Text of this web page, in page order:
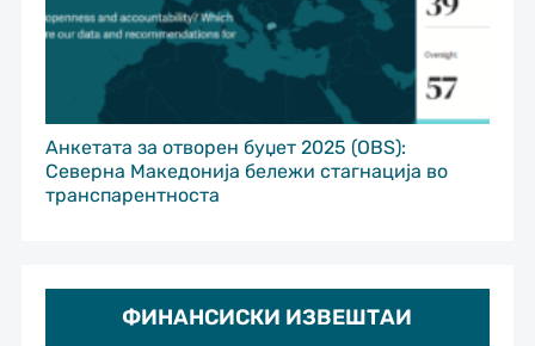
Анкетата за отворен буџет 2025 (OBS):
Северна Македонија бележи стагнација во
транспарентноста
ФИНАНСИСКИ ИЗВЕШТАИ